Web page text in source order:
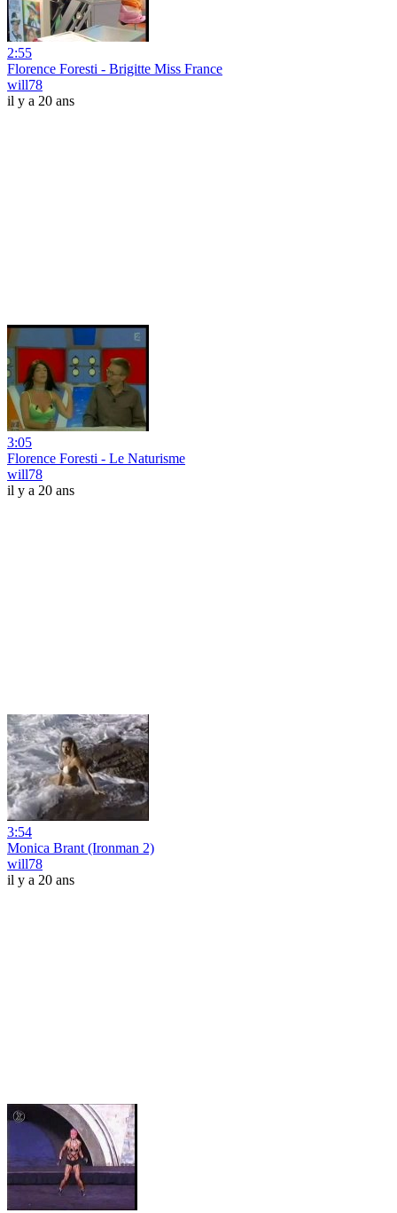
2:55
Florence Foresti - Brigitte Miss France
will78
il y a 20 ans
3:05
Florence Foresti - Le Naturisme
will78
il y a 20 ans
3:54
Monica Brant (Ironman 2)
will78
il y a 20 ans